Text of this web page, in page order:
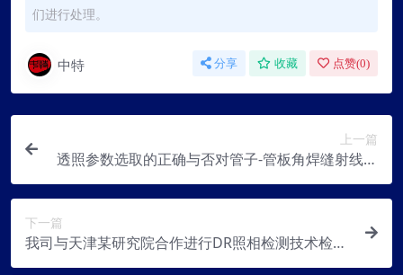
们进行处理。
中特 分享 收藏 点赞(0)
上一篇
透照参数选取的正确与否对管子-管板角焊缝射线检
测的灵敏度的影响
下一篇
我司与天津某研究院合作进行DR照相检测技术检测
炼化装置空冷器腐蚀状况之技术研究